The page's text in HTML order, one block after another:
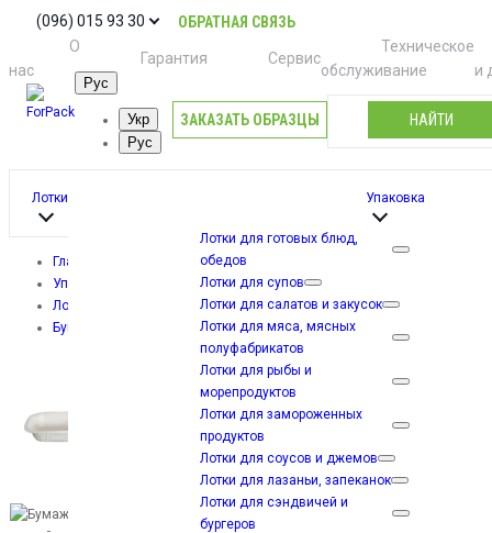
(096) 015 93 30
ОБРАТНАЯ СВЯЗЬ
О
нас
Гарантия Сервис
Техническое
обслуживание
и
Рус
Укр
Рус
ЗАКАЗАТЬ ОБРАЗЦЫ НАЙТИ
Лотки
Лотки для готовых блюд,
обедов
Лотки для супов
Лотки для салатов и закусок
Лотки для мяса, мясных
полуфабрикатов
Лотки для рыбы и
морепродуктов
Лотки для замороженных
продуктов
Лотки для соусов и джемов
Лотки для лазаньи, запеканок
Лотки для сэндвичей и
бургеров
Упаковка
Главная
Упаковка
Лотки из бумаги
Бумажный контейнер DMR-02 (500 шт)